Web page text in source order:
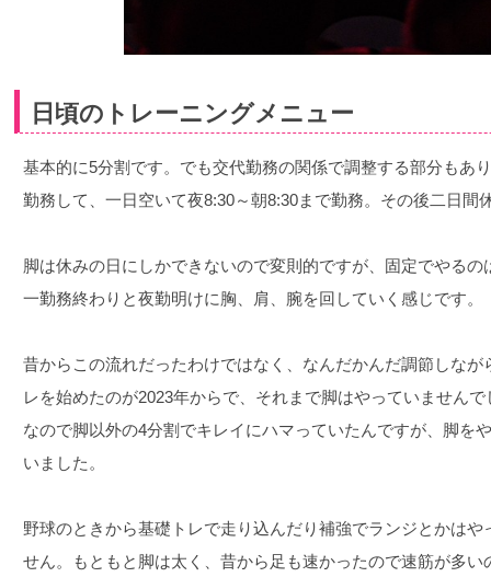
日頃のトレーニングメニュー
基本的に5分割です。でも交代勤務の関係で調整する部分もあ
勤務して、一日空いて夜8:30～朝8:30まで勤務。その後二日間
脚は休みの日にしかできないので変則的ですが、固定でやる
一勤務終わりと夜勤明けに胸、肩、腕を回していく感じです。
昔からこの流れだったわけではなく、なんだかんだ調節しな
レを始めたのが2023年からで、それまで脚はやっていませんで
なので脚以外の4分割でキレイにハマっていたんですが、脚を
いました。
野球のときから基礎トレで走り込んだり補強でランジとかは
せん。もともと脚は太く、昔から足も速かったので速筋が多い